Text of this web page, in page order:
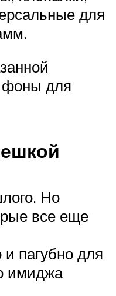
для
фоны для
Но
все еще
пагубно для
имиджа